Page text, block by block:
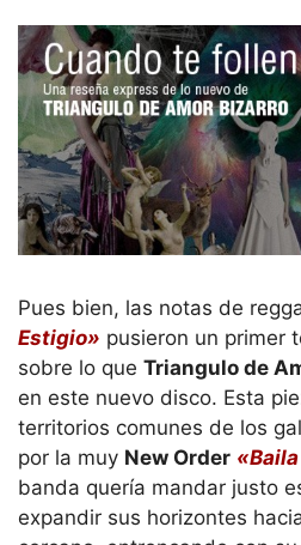
Pues bien, las notas de
Estigio» pusieron un primer
sobre lo que Triangulo de
en este nuevo disco. Esta
territorios comunes de los
por la muy New Order
banda quería mandar justo
expandir sus horizontes